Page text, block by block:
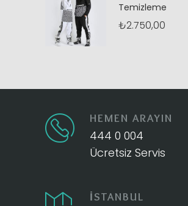
Temizleme
₺2.750,00
HEMEN ARAYIN
444 0 004
Ücretsiz Servis
İSTANBUL